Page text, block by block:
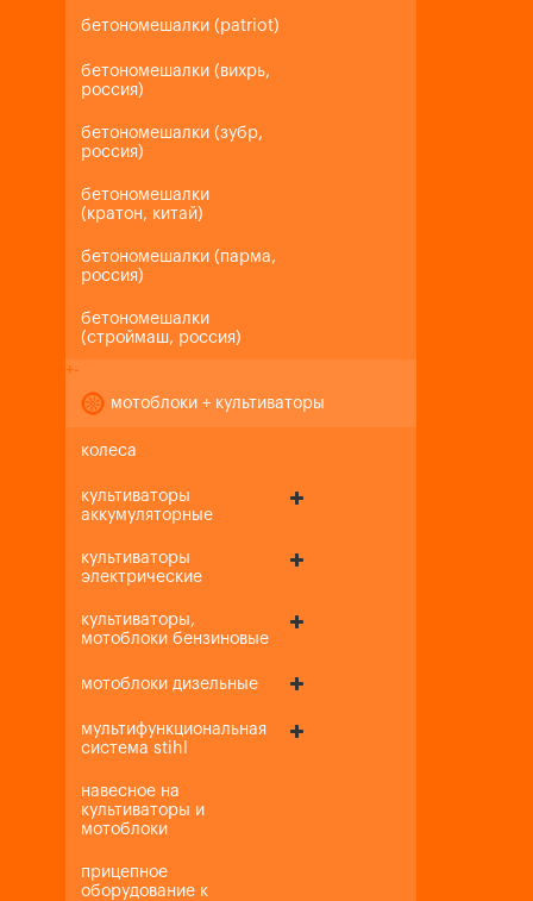
бетономешалки (patriot)
бетономешалки (вихрь,
россия)
бетономешалки (зубр,
россия)
бетономешалки
(кратон, китай)
бетономешалки (парма,
россия)
бетономешалки
(строймаш, россия)
+-
мотоблоки + культиваторы
колеса
культиваторы
аккумуляторные
культиваторы
электрические
культиваторы,
мотоблоки бензиновые
мотоблоки дизельные
мультифункциональная
система stihl
навесное на
культиваторы и
мотоблоки
прицепное
оборудование к